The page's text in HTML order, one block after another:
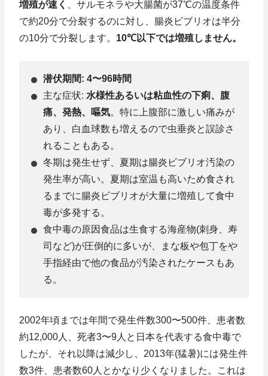
増殖が速く
、サルモネラや大腸菌が37℃の温度条件
で約20分で分裂するのに対し、腸炎ビブリオは半分
の10分で分裂します。 10℃以下では増殖しません。
潜伏期間: 4〜96時間
主な症状: 水様性あるいは粘血性の下痢、腹
痛、発熱、嘔気。特に上腹部に激しい痛みが
あり、白血球数も増えるので虫垂炎と誤診さ
れることもある。
冬期は発生せず、夏期は腸炎ビブリオ汚染の
発生率が高い。夏期は室温も高いため食され
るまでに腸炎ビブリオが大量に増殖して食中
毒が多発する。
食中毒の原因食品は生食する海産物(刺身、寿
司など)が圧倒的に多いが、まな板や包丁をや
手指経由で他の食品が汚染されたケースもあ
る。
2002年頃までは年間で発生件数300〜500件、患者数
約12,000人、死者3〜9人と日本を代表する食中毒で
したが、それ以降は減少し、2013年(猛暑)には発生件
数3件、患者数60人とかなり少くなりました。これは